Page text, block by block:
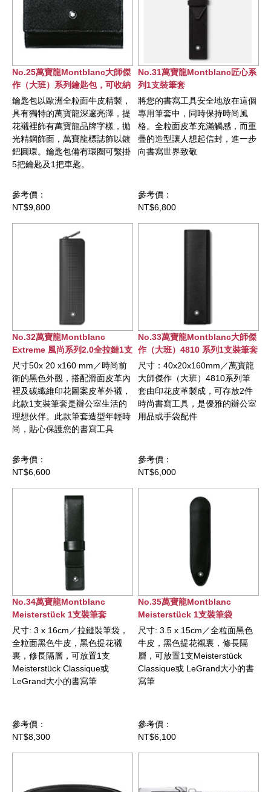
No.25萬寶龍Montblanc大師傑
作（大班）系列鑰匙包，可收納
6把鑰匙
鑰匙包以歐洲全粒面牛皮精製，
具有獨特的萬寶龍深邃亮澤，提
花襯裡飾有萬寶龍品牌字樣，拋
光精鋼飾面，萬寶龍標誌飾以鍍
鈀圓環。鑰匙包備有環圈可繫掛
5把鑰匙及1把車匙。
參考價：
NT$9,800
No.31萬寶龍Montblanc匠心系
列1支裝筆套
將您的書寫工具安全地放在這個
專用筆套中，同時保持時尚風
格。全粒面皮革充滿觸感，而重
疊的造型讓人想起信封，進一步
向書寫世界致敬
參考價：
NT$6,800
No.32萬寶龍Montblanc
Extreme 風尚系列2.0全拉鏈1支
裝筆套
尺寸50x 20 x160 mm／時尚前
衛的黑色外觀，搭配滑面皮革內
裡及碳纖維印花圖案皮革外襯，
此款1支裝筆套是辦公室生活的
理想伙伴。此款筆套造型年輕時
尚，貼心保護您的書寫工具
參考價：
NT$6,600
No.33萬寶龍Montblanc大師傑
作（大班）4810 系列1支裝筆套
尺寸：40x20x160mm／萬寶龍
大師傑作（大班）4810系列筆
套由印花皮革製成，可存放2件
時尚書寫工具，是優雅的辦公室
用品或手袋配件
參考價：
NT$6,000
No.34萬寶龍Montblanc
Meisterstück 1支裝筆套
尺寸: 3 x 16cm／拉鏈裝筆袋，
全粒面黑色牛皮，黑色提花襯
裏，修長隔層，可放置1支
Meisterstück Classique或
LeGrand大小的書寫筆
參考價：
NT$8,300
No.35萬寶龍Montblanc
Meisterstück 1支裝筆袋
尺寸: 3.5 x 15cm／全粒面黑色
牛皮，黑色提花襯裏，修長隔
層，可放置1支Meisterstück
Classique或 LeGrand大小的書
寫筆
參考價：
NT$6,100